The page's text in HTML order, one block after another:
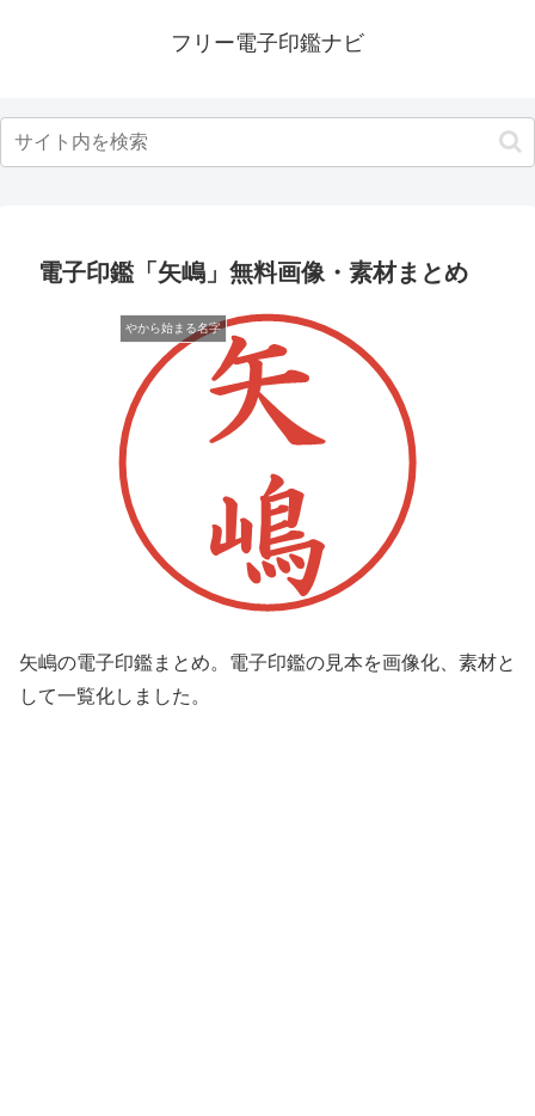
フリー電子印鑑ナビ
電子印鑑「矢嶋」無料画像・素材まとめ
やから始まる名字
矢嶋の電子印鑑まとめ。電子印鑑の見本を画像化、素材と
して一覧化しました。